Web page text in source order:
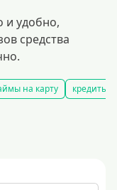
и удобно,
средства
на карту кредиты